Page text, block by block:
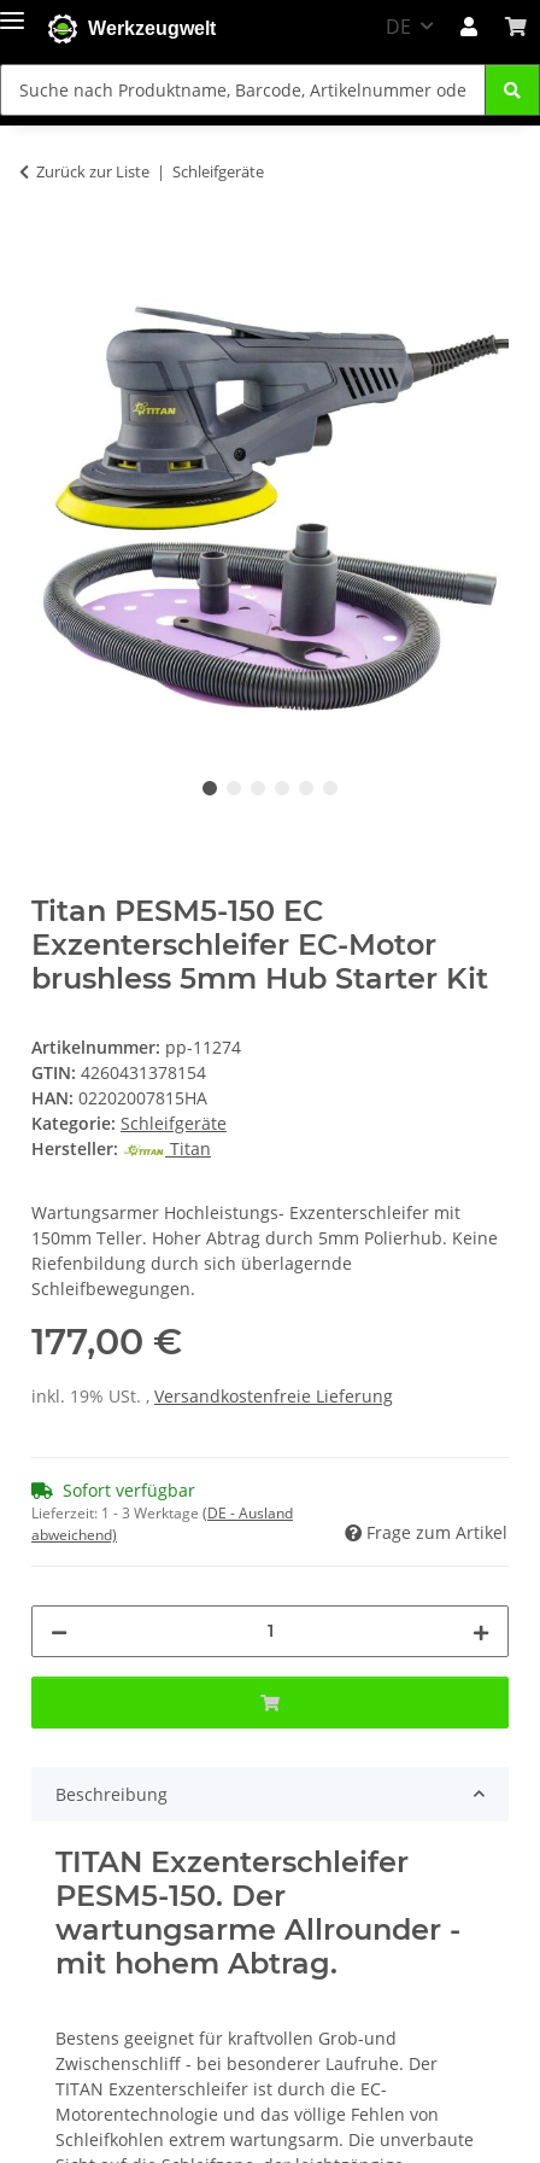
Werkzeugwelt DE
Zurück zur Liste Schleifgeräte
Titan PESM5-150 EC
Exzenterschleifer EC-Motor
brushless 5mm Hub Starter Kit
Artikelnummer: pp-11274
GTIN: 4260431378154
HAN: 02202007815HA
Kategorie: Schleifgeräte
Hersteller:
Titan
Wartungsarmer Hochleistungs- Exzenterschleifer mit
150mm Teller. Hoher Abtrag durch 5mm Polierhub. Keine
Riefenbildung durch sich überlagernde
Schleifbewegungen.
177,00 €
inkl. 19% USt. , Versandkostenfreie Lieferung
Sofort verfügbar
Lieferzeit: 1 - 3 Werktage (DE - Ausland
abweichend)
Frage zum Artikel
Beschreibung
TITAN Exzenterschleifer
PESM5-150. Der
wartungsarme Allrounder -
mit hohem Abtrag.
Bestens geeignet für kraftvollen Grob-und
Zwischenschliff - bei besonderer Laufruhe. Der
TITAN Exzenterschleifer ist durch die EC-
Motorentechnologie und das völlige Fehlen von
Schleifkohlen extrem wartungsarm. Die unverbaute